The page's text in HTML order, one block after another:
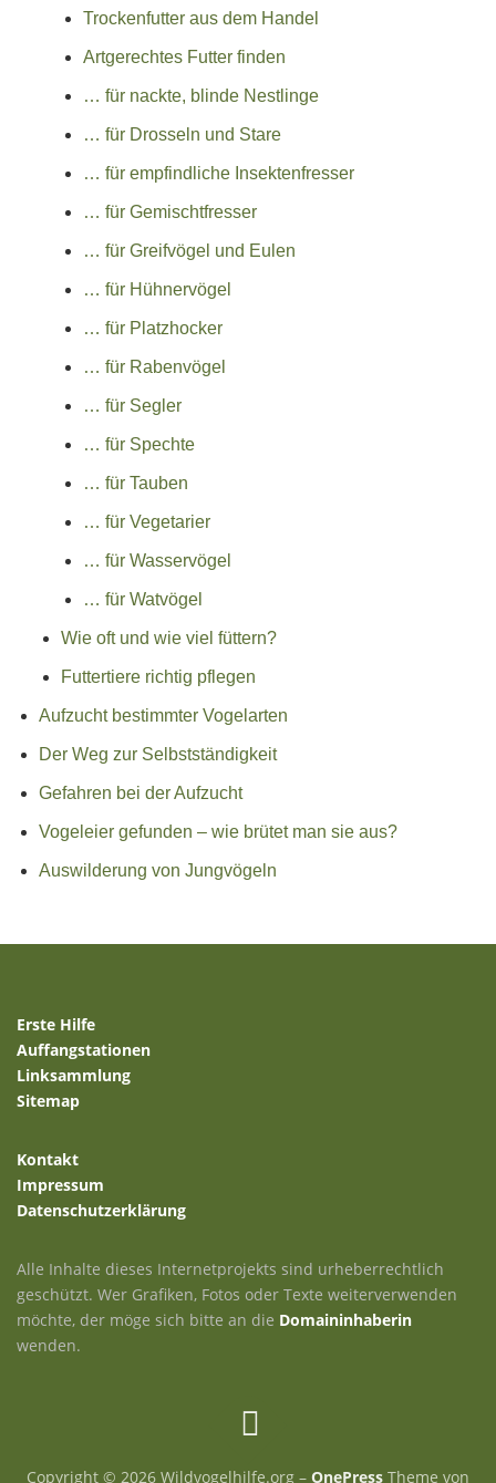
Trockenfutter aus dem Handel
Artgerechtes Futter finden
… für nackte, blinde Nestlinge
… für Drosseln und Stare
… für empfindliche Insektenfresser
… für Gemischtfresser
… für Greifvögel und Eulen
… für Hühnervögel
… für Platzhocker
… für Rabenvögel
… für Segler
… für Spechte
… für Tauben
… für Vegetarier
… für Wasservögel
… für Watvögel
Wie oft und wie viel füttern?
Futtertiere richtig pflegen
Aufzucht bestimmter Vogelarten
Der Weg zur Selbstständigkeit
Gefahren bei der Aufzucht
Vogeleier gefunden – wie brütet man sie aus?
Auswilderung von Jungvögeln
Erste Hilfe
Auffangstationen
Linksammlung
Sitemap
Kontakt
Impressum
Datenschutzerklärung
Alle Inhalte dieses Internetprojekts sind urheberrechtlich
geschützt. Wer Grafiken, Fotos oder Texte weiterverwenden
möchte, der möge sich bitte an die Domaininhaberin
wenden.
Copyright © 2026 Wildvogelhilfe.org – OnePress Theme von